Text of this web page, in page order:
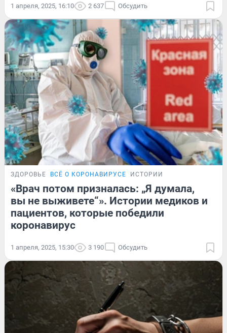
1 апреля, 2025, 16:10 2 637 Обсудить
ЗДОРОВЬЕ ВСЁ О КОРОНАВИРУСЕ ИСТОРИИ
«Врач потом призналась: „Я думала,
вы не выживете“». Истории медиков и
пациентов, которые победили
коронавирус
1 апреля, 2025, 15:30 3 190 Обсудить